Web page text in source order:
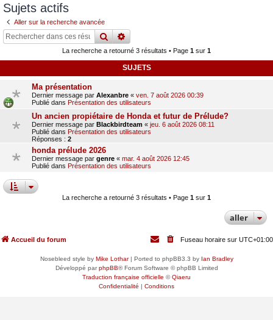
Sujets actifs
Aller sur la recherche avancée
rechercher
recherche
La recherche a retourné 3 résultats • Page 1 sur 1
SUJETS
Ma présentation
Dernier message par Alexanbre « ven. 7 août 2026 00:39
Publié dans Présentation des utilisateurs
Un ancien propiétaire de Honda et futur de Prélude?
Dernier message par Blackbirdteam « jeu. 6 août 2026 08:11
Publié dans Présentation des utilisateurs
Réponses : 2
honda prélude 2026
Dernier message par genre « mar. 4 août 2026 12:45
Publié dans Présentation des utilisateurs
La recherche a retourné 3 résultats • Page 1 sur 1
aller
Accueil du forum Fuseau horaire sur UTC+01:00
Nosebleed style by Mike Lothar| Ported to phpBB3.3 by Ian Bradley
Développé parphpBB® Forum Software © phpBB Limited
Traduction française officielle ©Qiaeru
Confidentialité | Conditions